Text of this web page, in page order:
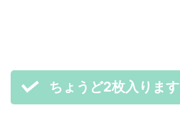
ちょうど2枚入ります